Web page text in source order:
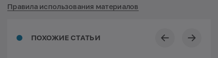
ПОХОЖИЕ СТАТЬИ
Правила использования материалов